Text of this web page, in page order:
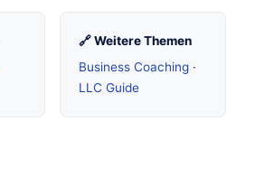
🔗 Weitere Themen
Business Coaching ·
LLC Guide